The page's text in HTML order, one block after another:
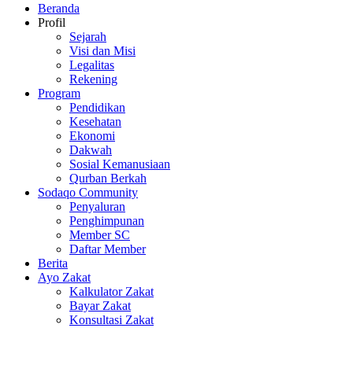
Beranda
Profil
Sejarah
Visi dan Misi
Legalitas
Rekening
Program
Pendidikan
Kesehatan
Ekonomi
Dakwah
Sosial Kemanusiaan
Qurban Berkah
Sodaqo Community
Penyaluran
Penghimpunan
Member SC
Daftar Member
Berita
Ayo Zakat
Kalkulator Zakat
Bayar Zakat
Konsultasi Zakat